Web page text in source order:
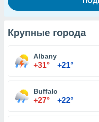
Крупные города
Albany
+31° +21°
Buffalo
+27° +22°